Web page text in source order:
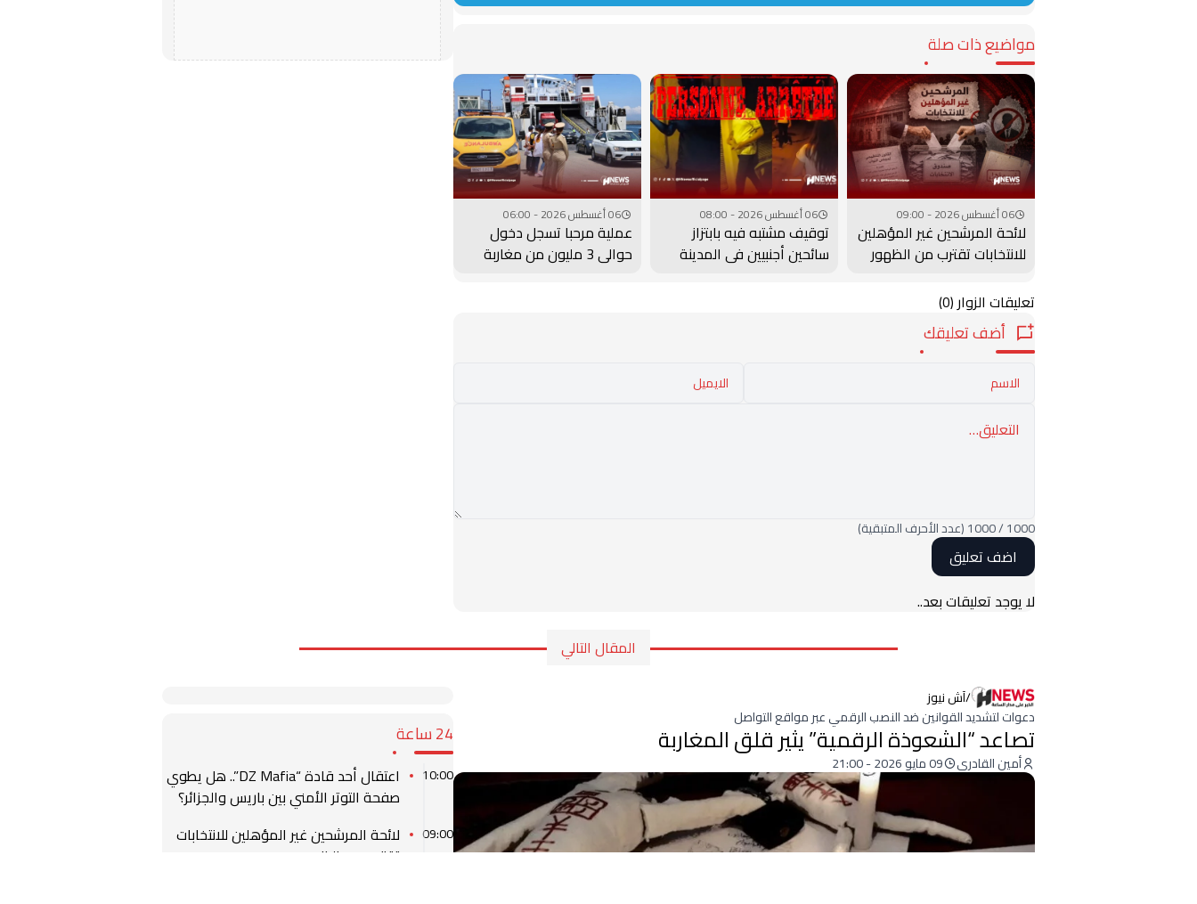
مواضيع ذات صلة
06 أغسطس 2026 - 09:00
لائحة المرشحين غير المؤهلين
للانتخابات تقترب من الظهور
06 أغسطس 2026 - 08:00
توقيف مشتبه فيه بابتزاز
سائحين أجنبيين في المدينة
06 أغسطس 2026 - 06:00
عملية مرحبا تسجل دخول
حوالي 3 مليون من مغاربة
تعليقات الزوار (0)
أضف تعليقك
1000
/
1000(عدد الأحرف المتبقية)
لا يوجد تعليقات بعد..
المقال التالي
/آش نيوز
دعوات لتشديد القوانين ضد النصب الرقمي عبر مواقع التواصل
تصاعد “الشعوذة الرقمية” يثير قلق المغاربة
أمين القادري 09 مايو 2026 - 21:00
24 ساعة
10:00
اعتقال أحد قادة “DZ Mafia”.. هل يطوي
صفحة التوتر الأمني بين باريس والجزائر؟
09:00
لائحة المرشحين غير المؤهلين للانتخابات
تقترب من الظهور